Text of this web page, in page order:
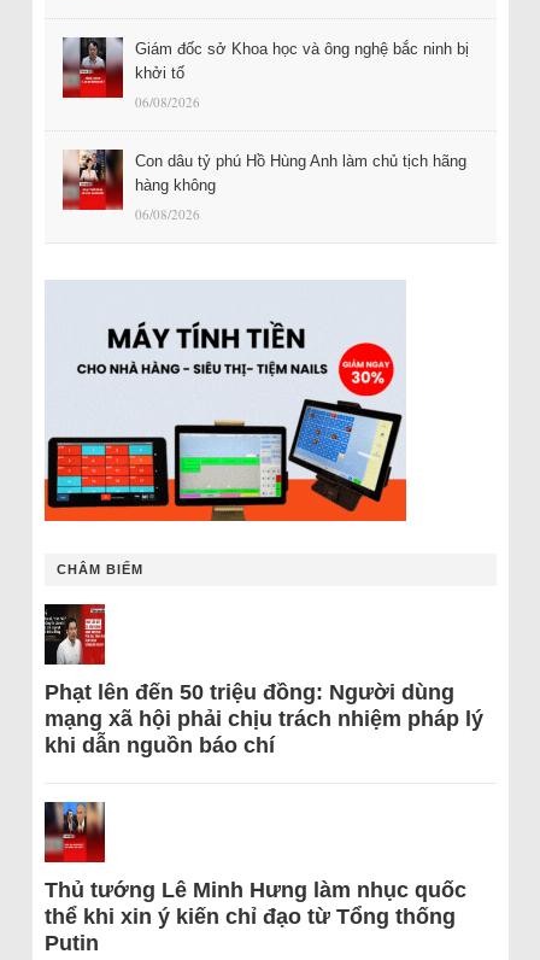
Giám đốc sở Khoa học và ông nghệ bắc ninh bị
khởi tố
06/08/2026
Con dâu tỷ phú Hồ Hùng Anh làm chủ tịch hãng
hàng không
06/08/2026
CHÂM BIẾM
Phạt lên đến 50 triệu đồng: Người dùng
mạng xã hội phải chịu trách nhiệm pháp lý
khi dẫn nguồn báo chí
Thủ tướng Lê Minh Hưng làm nhục quốc
thể khi xin ý kiến chỉ đạo từ Tổng thống
Putin